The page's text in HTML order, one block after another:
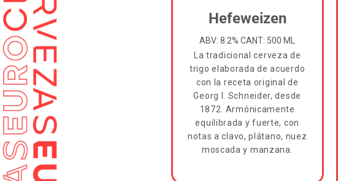
Hefeweizen
ABV: 8.2% CANT: 500 ML
La tradicional cerveza de
trigo elaborada de acuerdo
con la receta original de
Georg I. Schneider, desde
1872. Armónicamente
equilibrada y fuerte, con
notas a clavo, plátano, nuez
moscada y manzana.